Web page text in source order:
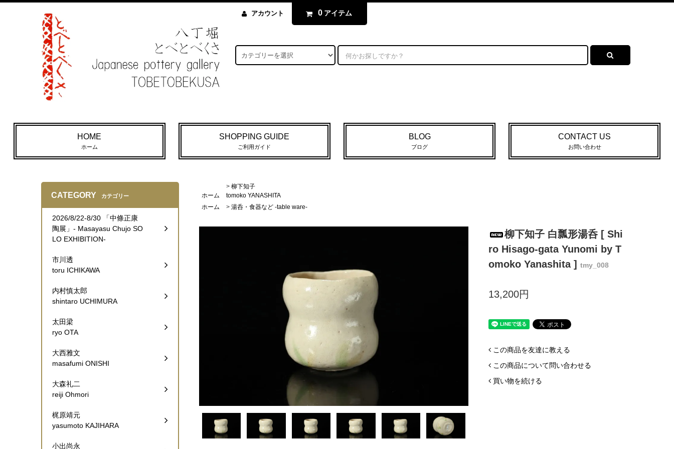
アカウント 0 アイテム
HOME
ホーム
SHOPPING GUIDE
ご利用ガイド
BLOG
ブログ
CONTACT US
お問い合わせ
ホーム
> 柳下知子
tomoko YANASHITA
ホーム
> 湯呑・食器など -table ware-
柳下知子 白瓢形湯呑 [ Shi
ro Hisago-gata Yunomi by T
omoko Yanashita ]
tmy_008
13,200円
この商品を友達に教える
この商品について問い合わせる
買い物を続ける
CATEGORY カテゴリー
2026/8/22-8/30 「中條正康
陶展」- Masayasu Chujo SO
LO EXHIBITION-
市川透
toru ICHIKAWA
内村慎太郎
shintaro UCHIMURA
太田梁
ryo OTA
大西雅文
masafumi ONISHI
大森礼二
reiji Ohmori
梶原靖元
yasumoto KAJIHARA
小出尚永